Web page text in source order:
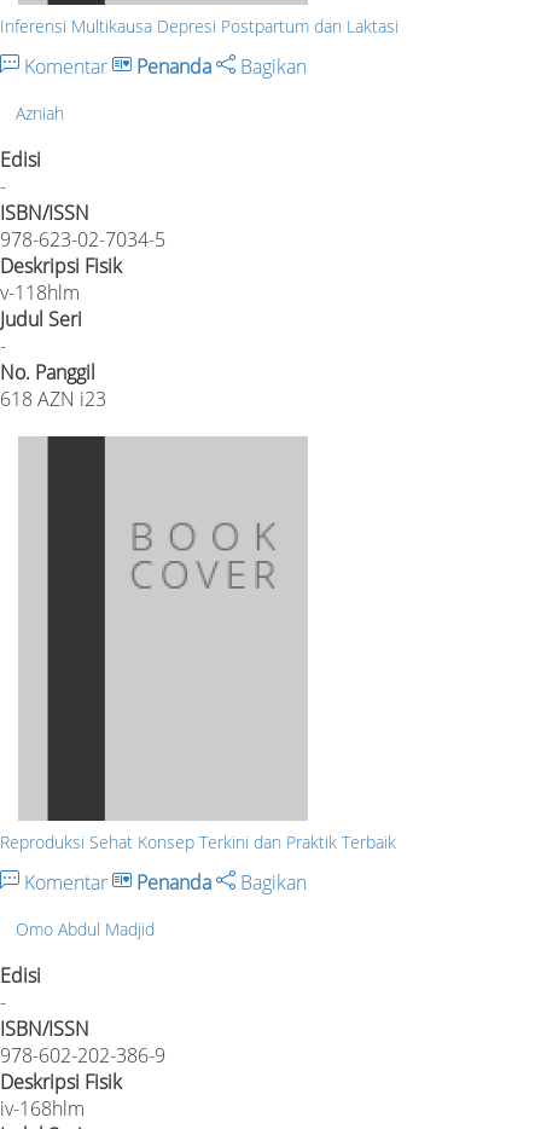
Inferensi Multikausa Depresi Postpartum dan Laktasi
Komentar Penanda Bagikan
Azniah
Edisi
-
ISBN/ISSN
978-623-02-7034-5
Deskripsi Fisik
v-118hlm
Judul Seri
-
No. Panggil
618 AZN i23
Reproduksi Sehat Konsep Terkini dan Praktik Terbaik
Komentar Penanda Bagikan
Omo Abdul Madjid
Edisi
-
ISBN/ISSN
978-602-202-386-9
Deskripsi Fisik
iv-168hlm